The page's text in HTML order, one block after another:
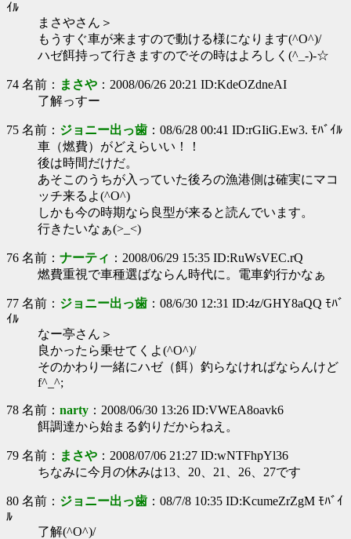
ｲﾙ
まさやさん＞
もうすぐ車が来ますので動ける様になります(^O^)/
ハゼ餌持って行きますのでその時はよろしく(^_-)-☆
74 名前： まさや ：2008/06/26 20:21 ID:KdeOZdneAI
了解っすー
75 名前： ジョニー出っ歯 ：08/6/28 00:41 ID:rGIiG.Ew3. ﾓﾊﾞｲﾙ
車（燃費）がどえらいい！！
後は時間だけだ。
あそこのうちが入っていた後ろの漁港側は確実にマコ
ッチ来るよ(^O^)
しかも今の時期なら良型が来ると読んでいます。
行きたいなぁ(>_<)
76 名前： ナーティ ：2008/06/29 15:35 ID:RuWsVEC.rQ
燃費重視で車種選ばならん時代に。電車釣行かなぁ
77 名前： ジョニー出っ歯 ：08/6/30 12:31 ID:4z/GHY8aQQ ﾓﾊﾞ
ｲﾙ
なー亭さん＞
良かったら乗せてくよ(^O^)/
そのかわり一緒にハゼ（餌）釣らなければならんけど
f^_^;
78 名前： narty ：2008/06/30 13:26 ID:VWEA8oavk6
餌調達から始まる釣りだからねえ。
79 名前： まさや ：2008/07/06 21:27 ID:wNTFhpYl36
ちなみに今月の休みは13、20、21、26、27です
80 名前： ジョニー出っ歯 ：08/7/8 10:35 ID:KcumeZrZgM ﾓﾊﾞｲ
ﾙ
了解(^O^)/